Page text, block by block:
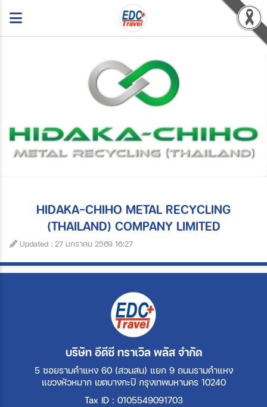
HIDAKA-CHIHO METAL RECYCLING
(THAILAND) COMPANY LIMITED
Updated : 27 มกราคม 2569 16:27
บริษัท อีดีซี ทราเวิล พลัส จำกัด
5 ซอยรามคำแหง 60 (สวนสน) แยก 9 ถนนรามคำแหง
แขวงหัวหมาก เขตบางกะปิ กรุงเทพมหานคร 10240
Tax ID : 0105549091703